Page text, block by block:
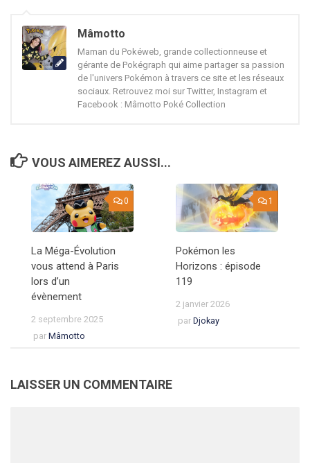
Mâmotto
Maman du Pokéweb, grande collectionneuse et
gérante de Pokégraph qui aime partager sa passion
de l'univers Pokémon à travers ce site et les réseaux
sociaux. Retrouvez moi sur Twitter, Instagram et
Facebook : Mâmotto Poké Collection
VOUS AIMEREZ AUSSI...
0
La Méga-Évolution
vous attend à Paris
lors d’un
évènement
2 septembre 2025
par Mâmotto
1
Pokémon les
Horizons : épisode
119
2 janvier 2026
par Djokay
LAISSER UN COMMENTAIRE